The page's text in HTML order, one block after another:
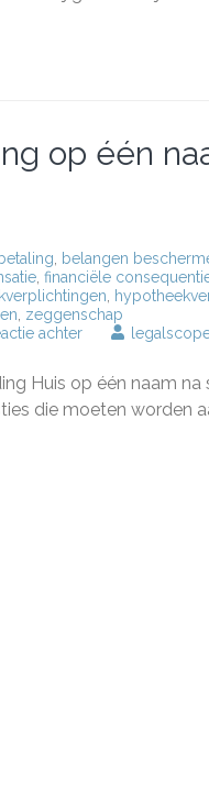
op één
belangen
financiële
zeggenschap
achterop
scheiding
op
Huis op één naam
die moeten